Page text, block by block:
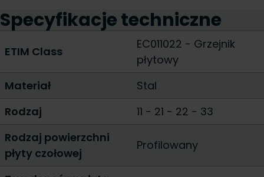
Specyfikacje techniczne
ETIM Class
EC011022 - Grzejnik
płytowy
Materiał
Stal
Rodzaj
11 - 21 - 22 - 33
Rodzaj powierzchni
płyty czołowej
Profilowany